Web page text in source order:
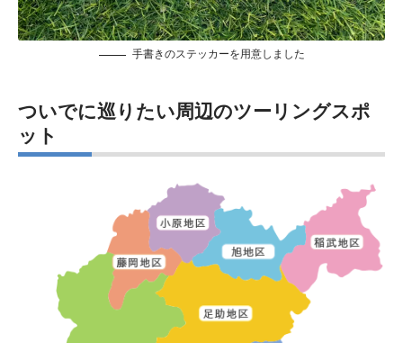
手書きのステッカーを用意しました
ついでに巡りたい周辺のツーリングスポ
ット